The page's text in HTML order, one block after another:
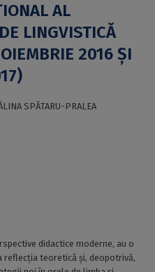
AL
LINGVISTICĂ
2016 ȘI
SPĂTARU-PRALEA
didactice moderne, au o
teoretică și, deopotrivă,